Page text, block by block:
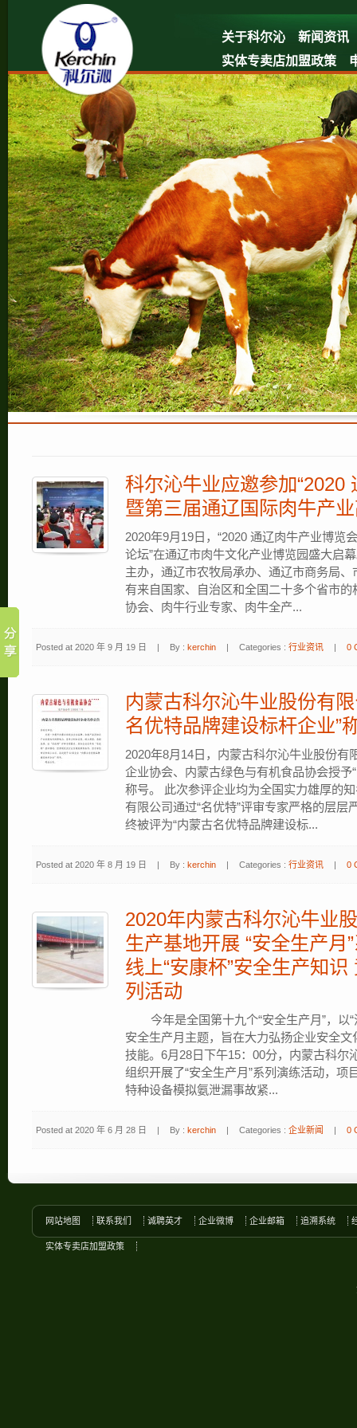
关于科尔沁
新闻资讯
实体专卖店加盟政策
科尔沁牛业应邀参加“2020
暨第三届通辽国际肉牛产
2020年9月19日，“2020 通辽肉牛产业博览
论坛”在通辽市肉牛文化产业博览园盛大启
主办，通辽市农牧局承办、通辽市商务局
有来自国家、自治区和全国二十多个省市
协会、肉牛行业专家、肉牛全产...
Posted at 2020 年 9 月 19 日 | By : kerchin | Categories : 行业资讯 | 0
内蒙古科尔沁牛业股份有
名优特品牌建设标杆企业”
2020年8月14日，内蒙古科尔沁牛业股份有
企业协会、内蒙古绿色与有机食品协会授予
称号。 此次参评企业均为全国实力雄厚的
有限公司通过“名优特”评审专家严格的层层
终被评为“内蒙古名优特品牌建设标...
Posted at 2020 年 8 月 19 日 | By : kerchin | Categories : 行业资讯 | 0
2020年内蒙古科尔沁牛业
生产基地开展 “安全生产月
线上“安康杯”安全生产知
列活动
今年是全国第十九个“安全生产月”，以“
安全生产月主题，旨在大力弘扬企业安全
技能。6月28日下午15：00分，内蒙古科尔
组织开展了“安全生产月”系列演练活动，项
特种设备模拟氨泄漏事故紧...
Posted at 2020 年 6 月 28 日 | By : kerchin | Categories : 企业新闻 | 0
网站地图 联系我们 诚聘英才 企业微博 企业邮箱 追溯系统
实体专卖店加盟政策